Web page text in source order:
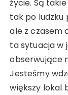
życie. Są
tak po ludzku
ale z czasem
ta sytuacja w
obserwujące
Jesteśmy
większy lokal